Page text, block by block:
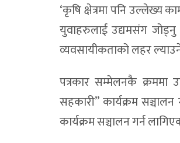
‘कृषि क्षेत्रमा पनि
युवाहरुलाई उद्यमसंग
व्यवसायीकताको लहर
पत्रकार सम्मेलनकै क्रममा
सहकारी” कार्यक्रम
कार्यक्रम सञ्चालन गर्न